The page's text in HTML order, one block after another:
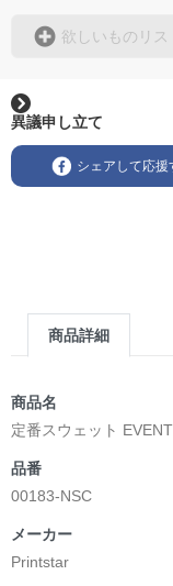
す。
タイルコレクション
English 4 U!が大切
流への想いを、一
One word. Endless
A simple “Hello” is
meaningful.
It can spark a
cultures that once
Inspired by the
celebrates
欲しいものリス
異議申し立て
シェアして応援
商品詳細
商品名
定番スウェット
品番
00183-NSC
メーカー
Printstar